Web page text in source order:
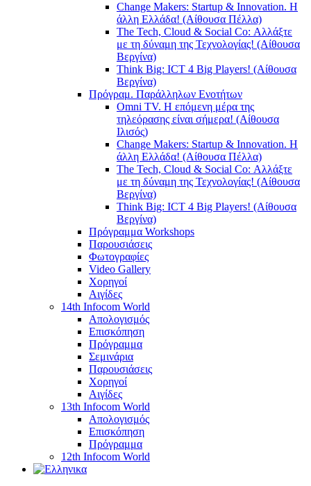
Change Makers: Startup & Innovation. Η
άλλη Ελλάδα! (Αίθουσα Πέλλα)
The Tech, Cloud & Social Co: Αλλάξτε
με τη δύναμη της Τεχνολογίας! (Αίθουσα
Βεργίνα)
Think Big: ICT 4 Big Players! (Αίθουσα
Βεργίνα)
Πρόγραμ. Παράλληλων Ενοτήτων
Omni TV. Η επόμενη μέρα της
τηλεόρασης είναι σήμερα! (Αίθουσα
Ιλισός)
Change Makers: Startup & Innovation. Η
άλλη Ελλάδα! (Αίθουσα Πέλλα)
The Tech, Cloud & Social Co: Αλλάξτε
με τη δύναμη της Τεχνολογίας! (Αίθουσα
Βεργίνα)
Think Big: ICT 4 Big Players! (Αίθουσα
Βεργίνα)
Πρόγραμμα Workshops
Παρουσιάσεις
Φωτογραφίες
Video Gallery
Χορηγοί
Αιγίδες
14th Infocom World
Απολογισμός
Επισκόπηση
Πρόγραμμα
Σεμινάρια
Παρουσιάσεις
Χορηγοί
Αιγίδες
13th Infocom World
Απολογισμός
Επισκόπηση
Πρόγραμμα
12th Infocom World